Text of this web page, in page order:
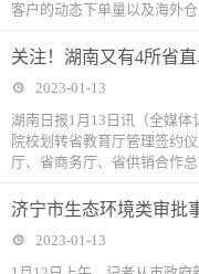
客户的动态下单量以及海外
关注！湖南又有4所省
2023-01-13
湖南日报1月13日讯（全媒
院校划转省教育厅管理签约
厅、省商务厅、省供销合作
济宁市生态环境类审批
2023-01-13